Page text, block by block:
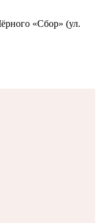
«Сбор» (ул.